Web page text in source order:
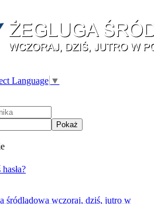
Language ▼
Pokaż
śródlądowa wczoraj, dziś, jutro w